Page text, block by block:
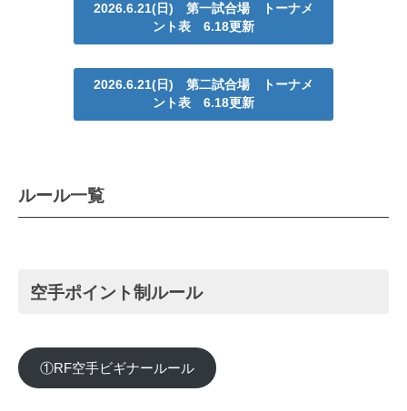
2026.6.21(日) 第一試合場 トーナメ
ント表 6.18更新
2026.6.21(日) 第二試合場 トーナメ
ント表 6.18更新
ルール一覧
空手ポイント制ルール
①RF空手ビギナールール